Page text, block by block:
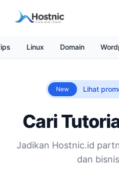
Linux Domain
New Lihat
Cari
Jadikan Hostnic.id
dan